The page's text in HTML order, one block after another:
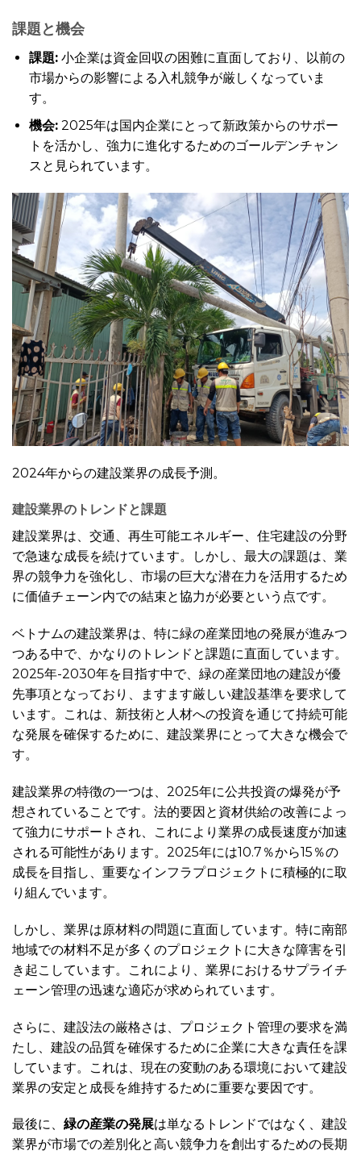
課題と機会
課題:小企業は資金回収の困難に直面しており、以前の
市場からの影響による入札競争が厳しくなっていま
す。
機会:2025年は国内企業にとって新政策からのサポー
トを活かし、強力に進化するためのゴールデンチャン
スと見られています。
2024年からの建設業界の成長予測。
建設業界のトレンドと課題
建設業界は、交通、再生可能エネルギー、住宅建設の分野
で急速な成長を続けています。しかし、最大の課題は、業
界の競争力を強化し、市場の巨大な潜在力を活用するため
に価値チェーン内での結束と協力が必要という点です。
ベトナムの建設業界は、特に緑の産業団地の発展が進みつ
つある中で、かなりのトレンドと課題に直面しています。
2025年-2030年を目指す中で、緑の産業団地の建設が優
先事項となっており、ますます厳しい建設基準を要求して
います。これは、新技術と人材への投資を通じて持続可能
な発展を確保するために、建設業界にとって大きな機会で
す。
建設業界の特徴の一つは、2025年に公共投資の爆発が予
想されていることです。法的要因と資材供給の改善によっ
て強力にサポートされ、これにより業界の成長速度が加速
される可能性があります。2025年には10.7％から15％の
成長を目指し、重要なインフラプロジェクトに積極的に取
り組んでいます。
しかし、業界は原材料の問題に直面しています。特に南部
地域での材料不足が多くのプロジェクトに大きな障害を引
き起こしています。これにより、業界におけるサプライチ
ェーン管理の迅速な適応が求められています。
さらに、建設法の厳格さは、プロジェクト管理の要求を満
たし、建設の品質を確保するために企業に大きな責任を課
しています。これは、現在の変動のある環境において建設
業界の安定と成長を維持するために重要な要因です。
最後に、 緑の産業の発展は単なるトレンドではなく、建設
業界が市場での差別化と高い競争力を創出するための長期